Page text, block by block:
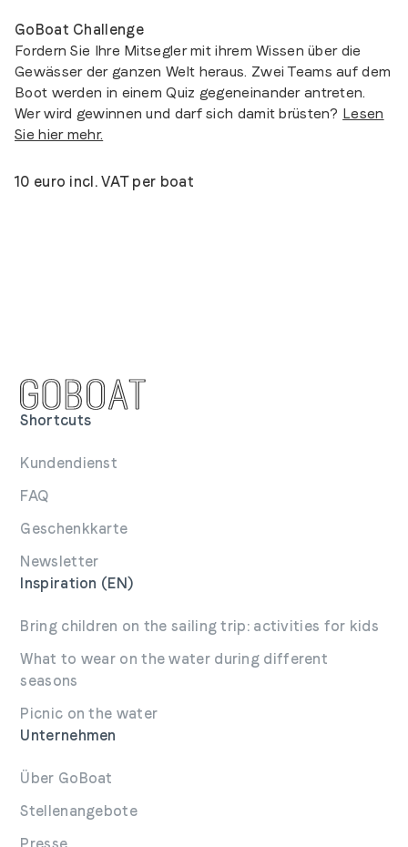
GoBoat Challenge
Fordern Sie Ihre Mitsegler mit ihrem Wissen über die
Gewässer der ganzen Welt heraus. Zwei Teams auf dem
Boot werden in einem Quiz gegeneinander antreten.
Wer wird gewinnen und darf sich damit brüsten? Lesen
Sie hier mehr.
10 euro incl. VAT per boat
Shortcuts
Kundendienst
FAQ
Geschenkkarte
Newsletter
Inspiration (EN)
Bring children on the sailing trip: activities for kids
What to wear on the water during different
seasons
Picnic on the water
Unternehmen
Über GoBoat
Stellenangebote